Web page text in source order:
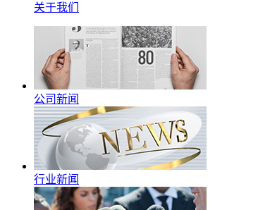
关于我们
公司新闻
行业新闻